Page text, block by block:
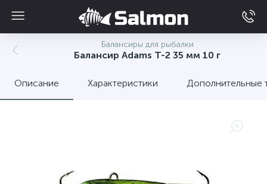
Балансиры для рыбалки
Балансир Adams Т-2 35 мм 10 г
Описание Характеристики Дополнительные